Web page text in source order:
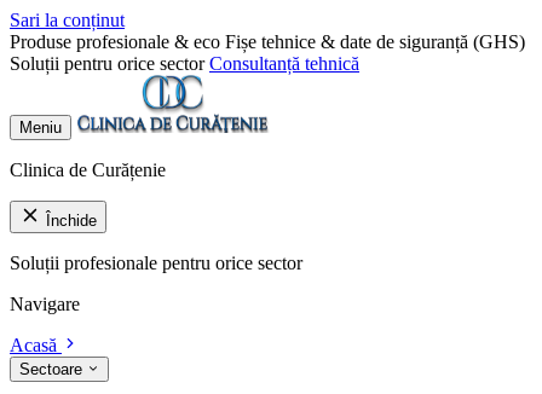
Sari la conținut
Produse profesionale & eco Fișe tehnice & date de siguranță (GHS)
Soluții pentru orice sector Consultanță tehnică
Meniu
Clinica de Curățenie
Închide
Soluții profesionale pentru orice sector
Navigare
Acasă
Sectoare